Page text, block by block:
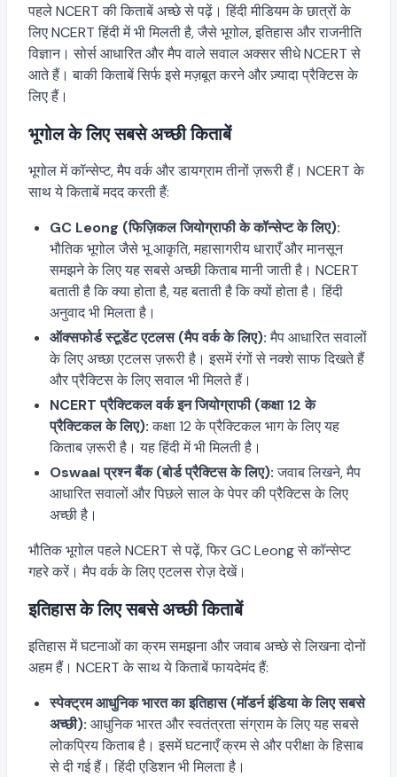
पहले NCERT की किताबें अच्छे से पढ़ें। हिंदी मीडियम के छात्रों के
लिए NCERT हिंदी में भी मिलती है, जैसे भूगोल, इतिहास और राजनीति
विज्ञान। सोर्स आधारित और मैप वाले सवाल अक्सर सीधे NCERT से
आते हैं। बाकी किताबें सिर्फ इसे मज़बूत करने और ज़्यादा प्रैक्टिस के
लिए हैं।
भूगोल के लिए सबसे अच्छी किताबें
भूगोल में कॉन्सेप्ट, मैप वर्क और डायग्राम तीनों ज़रूरी हैं। NCERT के
साथ ये किताबें मदद करती हैं:
GC Leong (फिज़िकल जियोग्राफी के कॉन्सेप्ट के लिए):
भौतिक भूगोल जैसे भू आकृति, महासागरीय धाराएँ और मानसून
समझने के लिए यह सबसे अच्छी किताब मानी जाती है। NCERT
बताती है कि क्या होता है, यह बताती है कि क्यों होता है। हिंदी
अनुवाद भी मिलता है।
ऑक्सफोर्ड स्टूडेंट एटलस (मैप वर्क के लिए):मैप आधारित सवालों
के लिए अच्छा एटलस ज़रूरी है। इसमें रंगों से नक्शे साफ दिखते हैं
और प्रैक्टिस के लिए सवाल भी मिलते हैं।
NCERT प्रैक्टिकल वर्क इन जियोग्राफी (कक्षा 12 के
प्रैक्टिकल के लिए):कक्षा 12 के प्रैक्टिकल भाग के लिए यह
किताब ज़रूरी है। यह हिंदी में भी मिलती है।
Oswaal प्रश्न बैंक (बोर्ड प्रैक्टिस के लिए):जवाब लिखने, मैप
आधारित सवालों और पिछले साल के पेपर की प्रैक्टिस के लिए
अच्छी है।
भौतिक भूगोल पहले NCERT से पढ़ें, फिर GC Leong से कॉन्सेप्ट
गहरे करें। मैप वर्क के लिए एटलस रोज़ देखें।
इतिहास के लिए सबसे अच्छी किताबें
इतिहास में घटनाओं का क्रम समझना और जवाब अच्छे से लिखना दोनों
अहम हैं। NCERT के साथ ये किताबें फायदेमंद हैं:
स्पेक्ट्रम आधुनिक भारत का इतिहास (मॉडर्न इंडिया के लिए सबसे
अच्छी): आधुनिक भारत और स्वतंत्रता संग्राम के लिए यह सबसे
लोकप्रिय किताब है। इसमें घटनाएँ क्रम से और परीक्षा के हिसाब
से दी गई हैं। हिंदी एडिशन भी मिलता है।